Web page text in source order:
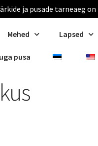
ja pusade tarneaeg
Mehed Lapsed
pusa